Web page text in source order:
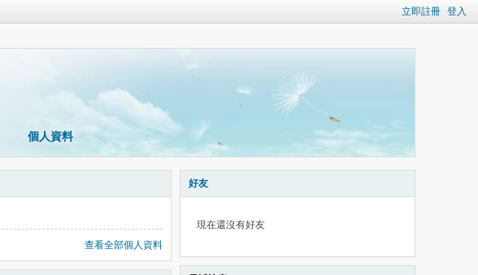
立即註冊 登入
個人資料
查看全部個人資料
好友
現在還沒有好友